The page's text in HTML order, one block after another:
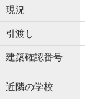
現況
引渡し
建築確認番号
近隣の学校